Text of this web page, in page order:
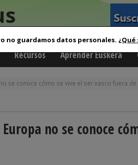
no guardamos datos personales. ¿Qué
Recursos Aprender Euskera
se conoce cómo se vive el ser vasco fuera de
no se conoce